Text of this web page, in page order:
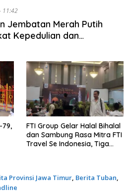
11:42
Jembatan Merah Putih
Kepedulian dan
FTI Group Gelar Halal Bihalal
dan Sambung Rasa Mitra FTI
Travel Se Indonesia, Tiga
Ziarah Makam Wali
Provinsi Jawa Timur, Berita Tuban